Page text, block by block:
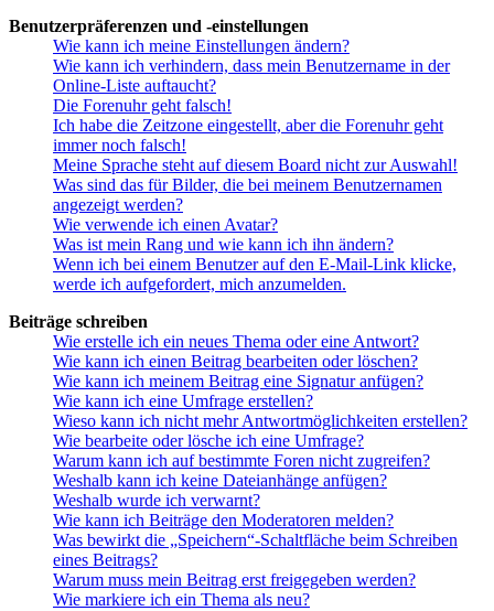
Benutzerpräferenzen und -einstellungen
Wie kann ich meine Einstellungen ändern?
Wie kann ich verhindern, dass mein Benutzername in der
Online-Liste auftaucht?
Die Forenuhr geht falsch!
Ich habe die Zeitzone eingestellt, aber die Forenuhr geht
immer noch falsch!
Meine Sprache steht auf diesem Board nicht zur Auswahl!
Was sind das für Bilder, die bei meinem Benutzernamen
angezeigt werden?
Wie verwende ich einen Avatar?
Was ist mein Rang und wie kann ich ihn ändern?
Wenn ich bei einem Benutzer auf den E-Mail-Link klicke,
werde ich aufgefordert, mich anzumelden.
Beiträge schreiben
Wie erstelle ich ein neues Thema oder eine Antwort?
Wie kann ich einen Beitrag bearbeiten oder löschen?
Wie kann ich meinem Beitrag eine Signatur anfügen?
Wie kann ich eine Umfrage erstellen?
Wieso kann ich nicht mehr Antwortmöglichkeiten erstellen?
Wie bearbeite oder lösche ich eine Umfrage?
Warum kann ich auf bestimmte Foren nicht zugreifen?
Weshalb kann ich keine Dateianhänge anfügen?
Weshalb wurde ich verwarnt?
Wie kann ich Beiträge den Moderatoren melden?
Was bewirkt die „Speichern“-Schaltfläche beim Schreiben
eines Beitrags?
Warum muss mein Beitrag erst freigegeben werden?
Wie markiere ich ein Thema als neu?